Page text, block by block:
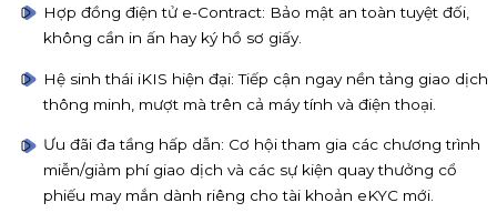
Hợp đồng điện tử e-Contract: Bảo mật an toàn tuyệt đối,
không cần in ấn hay ký hồ sơ giấy.
Hệ sinh thái iKIS hiện đại: Tiếp cận ngay nền tảng giao dịch
thông minh, mượt mà trên cả máy tính và điện thoại.
Ưu đãi đa tầng hấp dẫn: Cơ hội tham gia các chương trình
miễn/giảm phí giao dịch và các sự kiện quay thưởng cổ
phiếu may mắn dành riêng cho tài khoản eKYC mới.